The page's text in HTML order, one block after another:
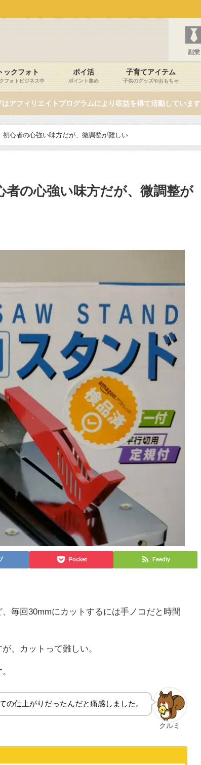
副業
ックフォト
フォトビジネス中
ポイ活
ポイント集め
子育てアイテム
子供のグッズやおもちゃ
はアフィリエイトプログラムにより収益を得て活動しています
心者の心強い味方だが、微調整が難しい
の心強い味方だが、微調整が
Pocket Feedly
毎回30mmにカットするには手ノコだと時間
、カットって難しい。
クルミ
の仕上がりだったんだと痛感しました。